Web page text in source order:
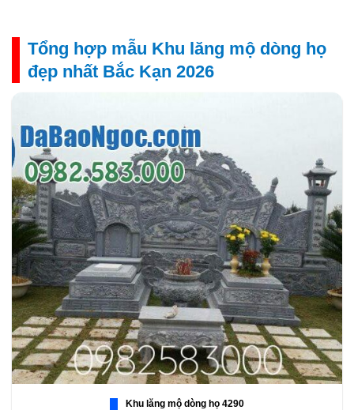
Tổng hợp mẫu Khu lăng mộ dòng họ
đẹp nhất Bắc Kạn 2026
Khu lăng mộ dòng họ 4290